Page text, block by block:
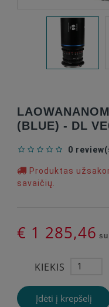
(BLUE) - DL
0
Produktas
savaičių.
€ 1 285,46
KIEKIS
Įdėti į krepšelį